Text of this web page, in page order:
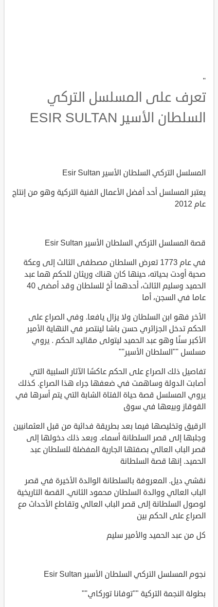
"
تعرف على المسلسل التركي
السلطان الأسير ESIR SULTAN
المسلسل التركي السلطان الأسير Esir Sultan
يعتبر المسلسل أحد أفضل الأعمال الفنية التركية وهو من إنتاج
عام 2012
قصة المسلسل التركي السلطان الأسير Esir Sultan
في عام 1773 تعرض السلطان مصطفى الثالث إلى وعكة
صحية أودت بحياته، حينها كان هناك وريثان للحكم هما عبد
الحميد وسليم الثالث، أحدهما أخ للسلطان وقد أمضى 40
عاما في السجن، أما
الأخر فهو ابن السلطان ولا يزال يافعا. وفي الصراع على
الحكم تدخل الجزائري حسن باشا لينتصر في النهاية الأمير
الأكبر سنًا وهو عبد الحميد ليتولى مقاليد الحكم . يروي
مسلسل ""السلطان الأسير""
تفاصيل ذلك الصراع على الحكم عاكسًا الآثار السلبية التي
أصابت الدولة وساهمت في ضعفها جراء هذا الصراع. كذلك
يروي المسلسل قصة حياة الفتاة الشابة التي يتم أسرها في
القوقاز وبيعها في سوق
الرقيق وتخليصها فيما بعد بطريقة فدائية من قبل العثمانيين
وجلبها إلى قصر السلطانة أسماء. وبعد ذلك دخولها إلى
قصر الباب العالي بصفتها الجارية المفضلة للسلطان عبد
الحميد. إنها قصة السلطانة
نقشي ديل. المعروفة بالسلطانة الوالدة الأخيرة في قصر
الباب العالي ووالدة السلطان محمود الثاني. القصة التاريخية
لوصول السلطانة إلى قصر الباب العالي وتقاطع الأحداث مع
الصراع على الحكم بين
كل من عبد الحميد والأمير سليم
نجوم المسلسل التركي السلطان الأسير Esir Sultan
بطولة النجمة التركية ""توفانا توركاي""